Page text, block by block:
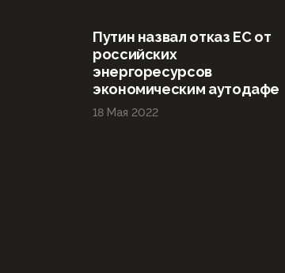
Путин назвал отказ ЕС от
российских
энергоресурсов
экономическим аутодафе
18 Мая 2022